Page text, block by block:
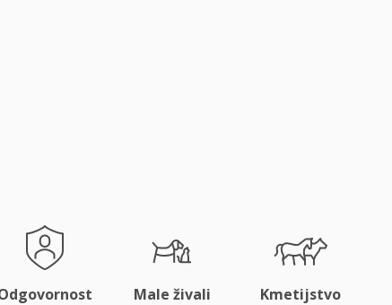
Male živali Kmetijstvo